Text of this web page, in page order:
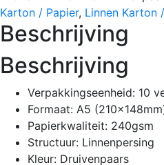
Karton / Papier, Linnen Karton
Beschrijving
Beschrijving
Verpakkingseenheid: 10
Formaat: A5
Papierkwaliteit: 240gsm
Structuur: Linnenpersing
Kleur: Druivenpaars